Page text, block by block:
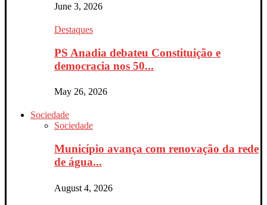
June 3, 2026
Destaques
PS Anadia debateu Constituição e
democracia nos 50...
May 26, 2026
Sociedade
Sociedade
Município avança com renovação da rede
de água...
August 4, 2026